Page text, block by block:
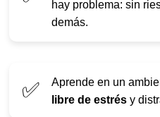
hay problema: sin
demás.
✅
Aprende en un
libre de estrés y